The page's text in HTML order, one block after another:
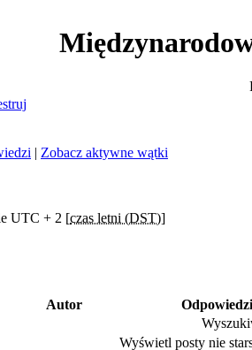
| Zobacz aktywne wątki
UTC + 2 [czas letni (DST)]
Autor
Wyświetl posty nie